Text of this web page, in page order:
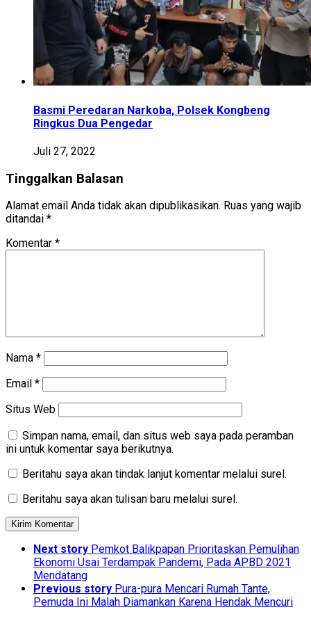
Basmi Peredaran Narkoba, Polsek Kongbeng
Ringkus Dua Pengedar
Juli 27, 2022
Tinggalkan Balasan
Alamat email Anda tidak akan dipublikasikan. Ruas yang wajib
ditandai *
Komentar *
Nama *
Email *
Situs Web
Simpan nama, email, dan situs web saya pada peramban
ini untuk komentar saya berikutnya.
Beritahu saya akan tindak lanjut komentar melalui surel.
Beritahu saya akan tulisan baru melalui surel.
Next story Pemkot Balikpapan Prioritaskan Pemulihan
Ekonomi Usai Terdampak Pandemi, Pada APBD 2021
Mendatang
Previous story Pura-pura Mencari Rumah Tante,
Pemuda Ini Malah Diamankan Karena Hendak Mencuri